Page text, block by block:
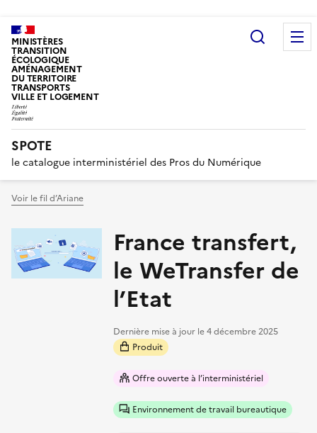
MINISTÈRES
TRANSITION
ÉCOLOGIQUE
AMÉNAGEMENT
DU TERRITOIRE
TRANSPORTS
VILLE ET LOGEMENT
SPOTE
le catalogue interministériel des Pros du Numérique
Voir le fil d’Ariane
France transfert,
le WeTransfer de
l’Etat
Dernière mise à jour le4 décembre 2025
Produit
Offre ouverte à l’interministériel
Environnement de travail bureautique